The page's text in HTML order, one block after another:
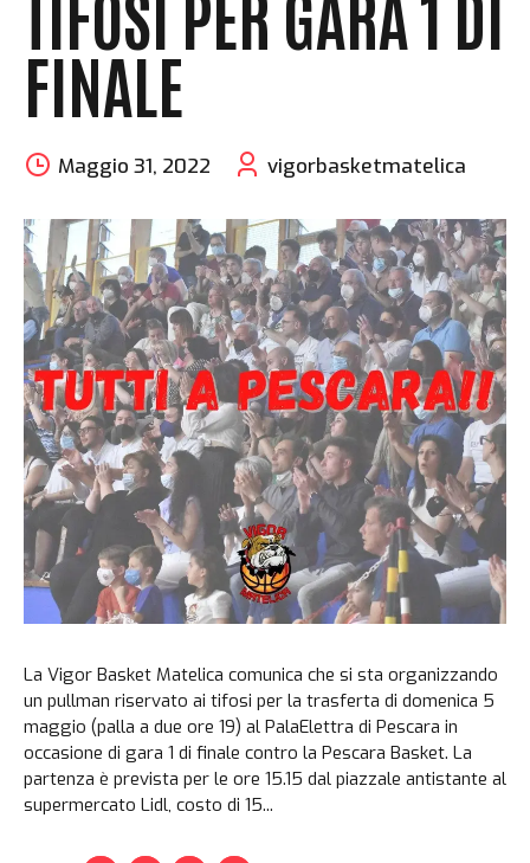
FINALE
Maggio 31, 2022 vigorbasketmatelica
La Vigor Basket Matelica comunica che si sta organizzando
un pullman riservato ai tifosi per la trasferta di domenica 5
maggio (palla a due ore 19) al PalaElettra di Pescara in
occasione di gara 1 di finale contro la Pescara Basket. La
partenza è prevista per le ore 15.15 dal piazzale antistante al
supermercato Lidl, costo di 15...